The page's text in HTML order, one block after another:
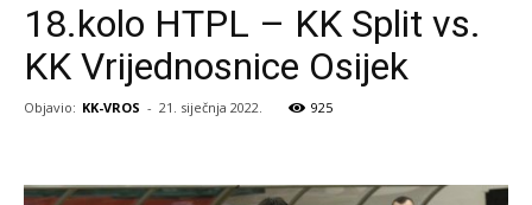
18.kolo HTPL – KK Split vs.
KK Vrijednosnice Osijek
Objavio: KK-VROS - 21. siječnja 2022. 925